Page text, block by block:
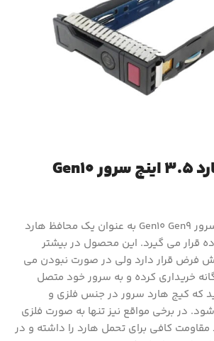
بررسی کیج هارد 3.5 اینچ سرور Gen10
کیج هارد 3.5 اینچ سرور Gen10 Gen9 به عنوان یک محافظ هارد
قرار می گیرد. این محصول در بیشتر
فرض قرار دارد ولی در صورت نبودن می
خریداری کرده و به سرور خود متصل
که کیج هارد سرور در جنس فلزی و
در برخی مواقع نیز تنها به صورت فلزی
مقاومت کافی برای تحمل هارد را داشته و در